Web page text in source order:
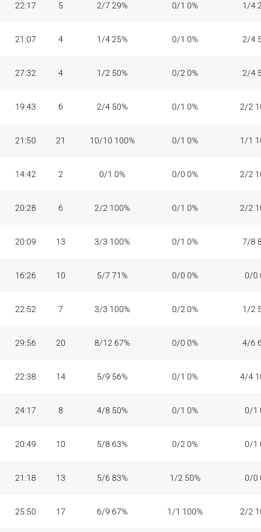
22:17 5 2/7 29% 0/1 0% 1/4
21:07 4 1/4 25% 0/1 0% 2/4
27:32 4 1/2 50% 0/2 0% 2/4
19:43 6 2/4 50% 0/1 0% 2/2
21:50 21 10/10 100% 0/1 0% 1/1
14:42 2 0/1 0% 0/0 0% 2/2
20:28 6 2/2 100% 0/1 0% 2/2
20:09 13 3/3 100% 0/1 0% 7/8
16:26 10 5/7 71% 0/0 0% 0/0
22:52 7 3/3 100% 0/2 0% 1/2
29:56 20 8/12 67% 0/0 0% 4/6
22:38 14 5/9 56% 0/1 0% 4/4
24:17 8 4/8 50% 0/1 0% 0/1
20:49 10 5/8 63% 0/2 0% 0/1
21:18 13 5/6 83% 1/2 50% 0/0
25:50 17 6/9 67% 1/1 100% 2/2